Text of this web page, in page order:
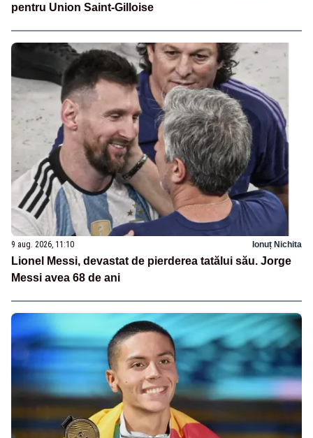
pentru Union Saint-Gilloise
9 aug. 2026, 11:10 Ionuț Nichita
Lionel Messi, devastat de pierderea tatălui său. Jorge
Messi avea 68 de ani